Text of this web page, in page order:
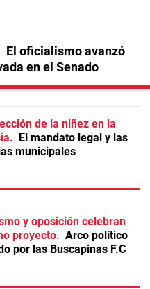
El oficialismo avanzó
en el Senado
de la niñez en la
El mandato legal y las
municipales
y oposición celebran
proyecto
Arco político
por las Buscapinas F.C